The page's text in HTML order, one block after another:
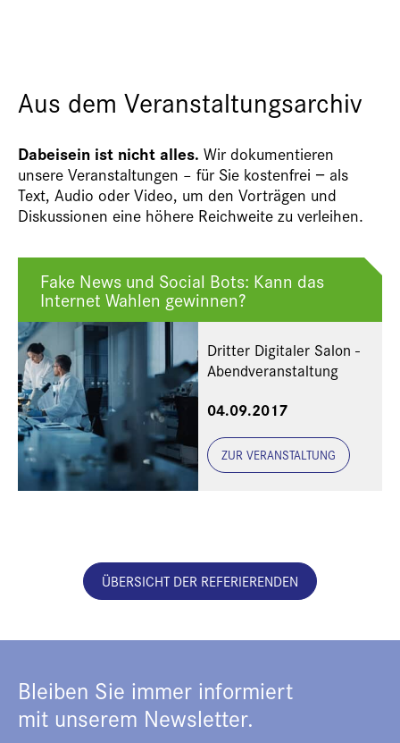
Aus dem Veranstaltungsarchiv
Dabeisein ist nicht alles. Wir dokumentieren
unsere Veranstaltungen – für Sie kostenfrei − als
Text, Audio oder Video, um den Vorträgen und
Diskussionen eine höhere Reichweite zu verleihen.
Fake News und Social Bots: Kann das
Internet Wahlen gewinnen?
Dritter Digitaler Salon -
Abendveranstaltung
04.09.2017
ZUR VERANSTALTUNG
ÜBERSICHT DER REFERIERENDEN
Bleiben Sie immer informiert
mit unserem Newsletter.